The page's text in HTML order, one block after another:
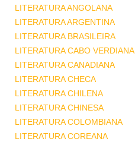
LITERATURA ANGOLANA
LITERATURA ARGENTINA
LITERATURA BRASILEIRA
LITERATURA CABO VERDIANA
LITERATURA CANADIANA
LITERATURA CHECA
LITERATURA CHILENA
LITERATURA CHINESA
LITERATURA COLOMBIANA
LITERATURA COREANA